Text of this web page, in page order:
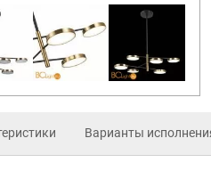
Варианты